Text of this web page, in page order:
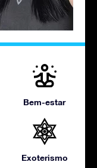
Bem-estar
Exoterismo